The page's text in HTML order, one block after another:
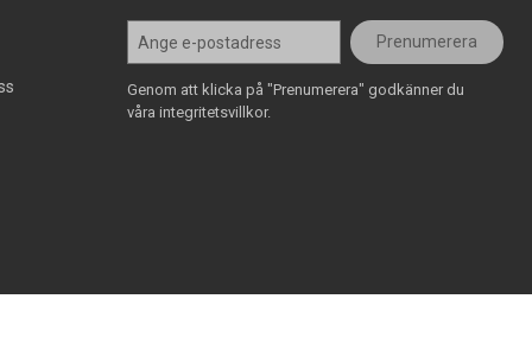
Prenumerera
Genom att klicka på "Prenumerera" godkänner du
våra integritetsvillkor.